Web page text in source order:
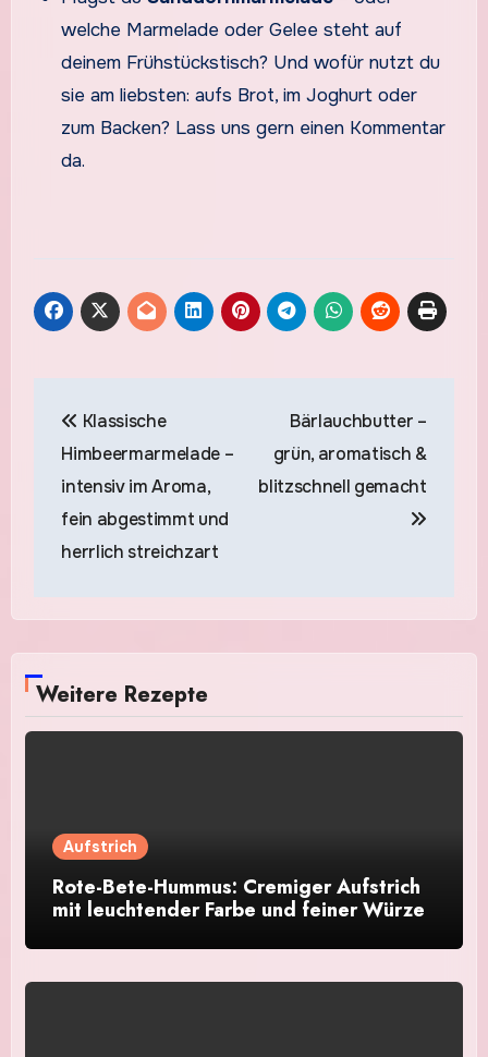
welche Marmelade oder Gelee steht auf
deinem Frühstückstisch? Und wofür nutzt du
sie am liebsten: aufs Brot, im Joghurt oder
zum Backen? Lass uns gern einen Kommentar
da.
Klassische
Himbeermarmelade –
intensiv im Aroma,
fein abgestimmt und
herrlich streichzart
Bärlauchbutter –
grün, aromatisch &
blitzschnell gemacht
Weitere Rezepte
Aufstrich
Rote-Bete-Hummus: Cremiger Aufstrich
mit leuchtender Farbe und feiner Würze